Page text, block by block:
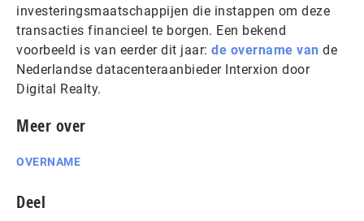
investeringsmaatschappijen die instappen om deze
transacties financieel te borgen. Een bekend
voorbeeld is van eerder dit jaar: de overname van de
Nederlandse datacenteraanbieder Interxion door
Digital Realty.
Meer over
OVERNAME
Deel